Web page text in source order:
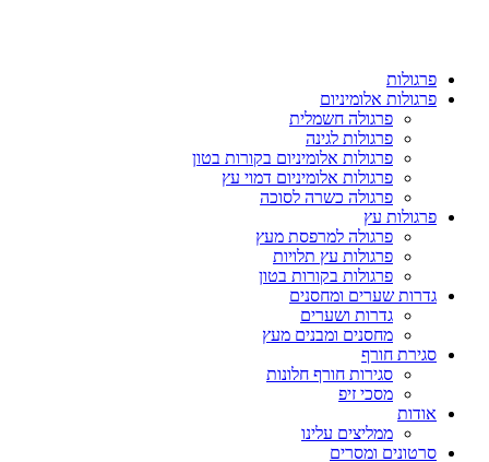
פרגולות
פרגולות אלומיניום
פרגולה חשמלית
פרגולות לגינה
פרגולות אלומיניום בקורות בטון
פרגולות אלומיניום דמוי עץ
פרגולה כשרה לסוכה
פרגולות עץ
פרגולה למרפסת מעץ
פרגולות עץ תלויות
פרגולות בקורות בטון
גדרות שערים ומחסנים
גדרות ושערים
מחסנים ומבנים מעץ
סגירת חורף
סגירות חורף חלונות
מסכי זיפ
אודות
ממליצים עלינו
סרטונים ומסרים